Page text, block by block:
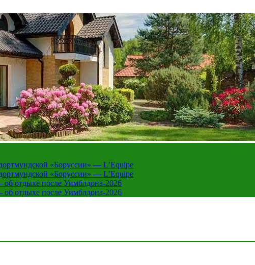
«Боруссии» — L’Equipe
«Боруссии» — L’Equipe
отдыхе после Уимблдона-2026
отдыхе после Уимблдона-2026